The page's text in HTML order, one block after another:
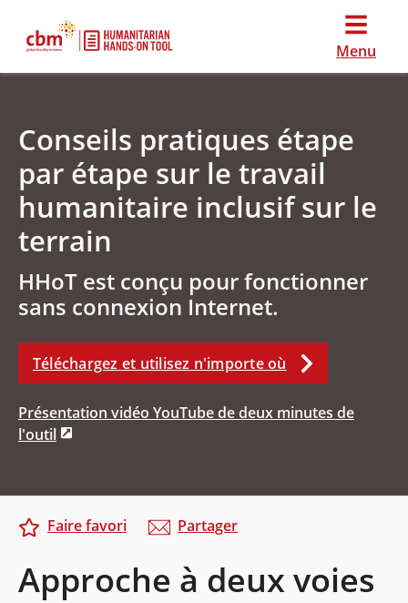
Menu
Conseils pratiques étape
par étape sur le travail
humanitaire inclusif sur le
terrain
HHoT est conçu pour fonctionner
sans connexion Internet.
Téléchargez et utilisez n'importe où
Présentation vidéo YouTube de deux minutes de
l'outil
Approche à deux voies
Faire favori Partager